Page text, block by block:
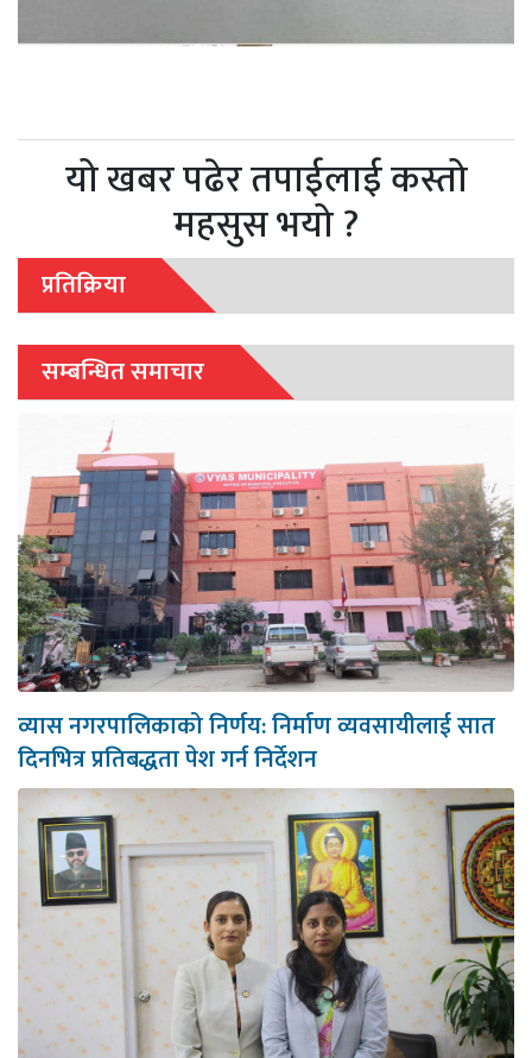
यो खबर पढेर तपाईलाई कस्तो
महसुस भयो ?
प्रतिक्रिया
सम्बन्धित समाचार
व्यास नगरपालिकाको निर्णय: निर्माण व्यवसायीलाई सात
दिनभित्र प्रतिबद्धता पेश गर्न निर्देशन